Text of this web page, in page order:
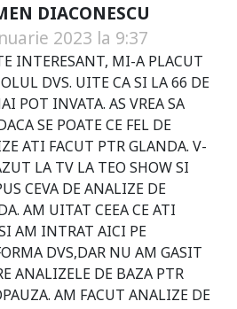
DIACONESCU
2023 la 9:37
INTERESANT, MI-A PLACUT
DVS. UITE CA SI LA 66 DE
POT INVATA. AS VREA SA
SE POATE CE FEL DE
ATI FACUT PTR GLANDA. V-
LA TV LA TEO SHOW SI
CEVA DE ANALIZE DE
AM UITAT CEEA CE ATI
AM INTRAT AICI PE
DVS,DAR NU AM GASIT
ANALIZELE DE BAZA PTR
AM FACUT ANALIZE DE